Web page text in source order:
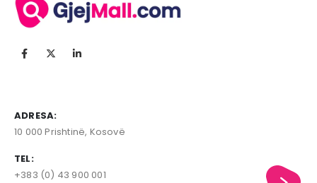
ADRESA:
10 000 Prishtinë, Kosovë
TEL:
+383 (0) 43 900 001